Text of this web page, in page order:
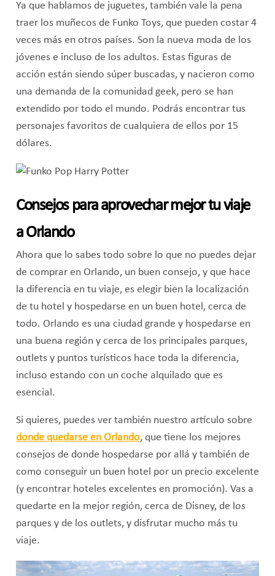
Ya que hablamos de juguetes, también vale la pena
traer los muñecos de Funko Toys, que pueden costar 4
veces más en otros países. Son la nueva moda de los
jóvenes e incluso de los adultos. Estas figuras de
acción están siendo súper buscadas, y nacieron como
una demanda de la comunidad geek, pero se han
extendido por todo el mundo. Podrás encontrar tus
personajes favoritos de cualquiera de ellos por 15
dólares.
Consejos para aprovechar mejor tu viaje
a Orlando
Ahora que lo sabes todo sobre lo que no puedes dejar
de comprar en Orlando, un buen consejo, y que hace
la diferencia en tu viaje, es elegir bien la localización
de tu hotel y hospedarse en un buen hotel, cerca de
todo. Orlando es una ciudad grande y hospedarse en
una buena región y cerca de los principales parques,
outlets y puntos turísticos hace toda la diferencia,
incluso estando con un coche alquilado que es
esencial.
Si quieres, puedes ver también nuestro artículo sobre
donde quedarse en Orlando, que tiene los mejores
consejos de donde hospedarse por allá y también de
como conseguir un buen hotel por un precio excelente
(y encontrar hoteles excelentes en promoción). Vas a
quedarte en la mejor región, cerca de Disney, de los
parques y de los outlets, y disfrutar mucho más tu
viaje.